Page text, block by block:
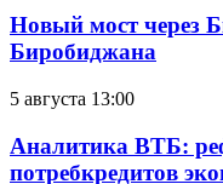
Новый мост через
Биробиджана
5 августа 13:00
Аналитика ВТБ:
потребкредитов